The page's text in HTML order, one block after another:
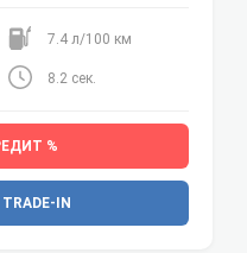
7.4 л/100 км
8.2 сек.
%
IN